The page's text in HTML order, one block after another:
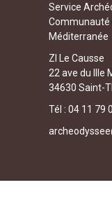
Service
Communauté
Méditerranée
ZI Le Causse
22 ave du IIIe
34630 Saint-
Tél : 04 11 79